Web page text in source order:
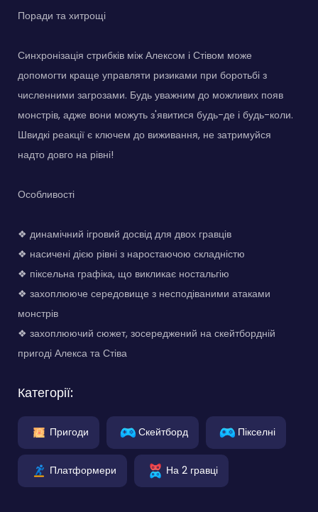
Поради та хитрощі
Синхронізація стрибків між Алексом і Стівом може
допомогти краще управляти ризиками при боротьбі з
численними загрозами. Будь уважним до можливих появ
монстрів, адже вони можуть з'явитися будь-де і будь-коли.
Швидкі реакції є ключем до виживання, не затримуйся
надто довго на рівні!
Особливості
❖ динамічний ігровий досвід для двох гравців
❖ насичені дією рівні з наростаючою складністю
❖ піксельна графіка, що викликає ностальгію
❖ захоплююче середовище з несподіваними атаками
монстрів
❖ захоплюючий сюжет, зосереджений на скейтбордній
пригоді Алекса та Стіва
Категорії:
Пригоди Скейтборд Пікселні
Платформери На 2 гравці